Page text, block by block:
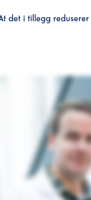
det i tillegg reduserer